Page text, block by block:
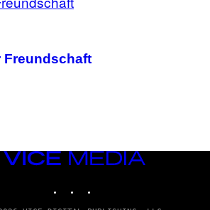
Freundschaft
VICE